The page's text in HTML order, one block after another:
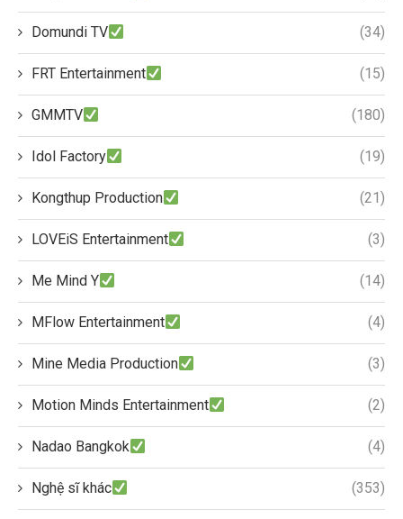
Domundi TV (34)
FRT Entertainment (15)
GMMTV (180)
Idol Factory (19)
Kongthup Production (21)
LOVEiS Entertainment (3)
Me Mind Y (14)
MFlow Entertainment (4)
Mine Media Production (3)
Motion Minds Entertainment (2)
Nadao Bangkok (4)
Nghệ sĩ khác (353)